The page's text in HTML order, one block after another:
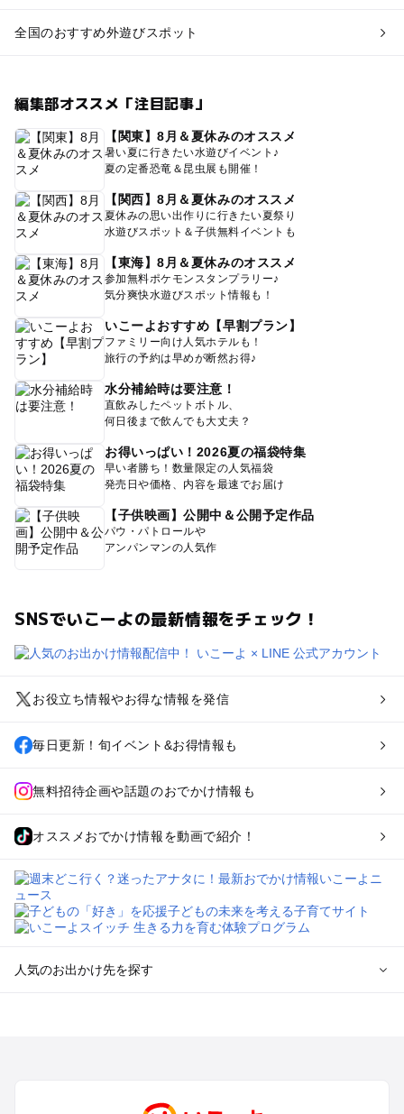
全国のおすすめ外遊びスポット
編集部オススメ「注目記事」
【関東】8月＆夏休みのオススメ
暑い夏に行きたい水遊びイベント♪
夏の定番恐竜＆昆虫展も開催！
【関西】8月＆夏休みのオススメ
夏休みの思い出作りに行きたい夏祭り
水遊びスポット＆子供無料イベントも
【東海】8月＆夏休みのオススメ
参加無料ポケモンスタンプラリー♪
気分爽快水遊びスポット情報も！
いこーよおすすめ【早割プラン】
ファミリー向け人気ホテルも！
旅行の予約は早めが断然お得♪
水分補給時は要注意！
直飲みしたペットボトル、
何日後まで飲んでも大丈夫？
お得いっぱい！2026夏の福袋特集
早い者勝ち！数量限定の人気福袋
発売日や価格、内容を最速でお届け
【子供映画】公開中＆公開予定作品
パウ・パトロールや
アンパンマンの人気作
SNSでいこーよの最新情報をチェック！
お役立ち情報やお得な情報を発信
毎日更新！旬イベント&お得情報も
無料招待企画や話題のおでかけ情報も
オススメおでかけ情報を動画で紹介！
人気のお出かけ先を探す